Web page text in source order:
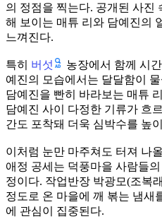
의 정점을 찍는다. 공개된 사진
해 보이는 매튜 리와 담예진의
느껴진다.
특히 버섯
농장에서 함께 시
예진의 모습에서는 달달함이
담예진을 빤히 바라보는 매튜
담예진 사이 다정한 기류가 흐
간도 포착돼 더욱 심박수를 높
이처럼 눈만 마주쳐도 터져 나
애정 공세는 덕풍마을 사람들
정이다. 작업반장 박광모(조복
정도로 온 마을에 깨 볶는 냄새
에 관심이 집중된다.